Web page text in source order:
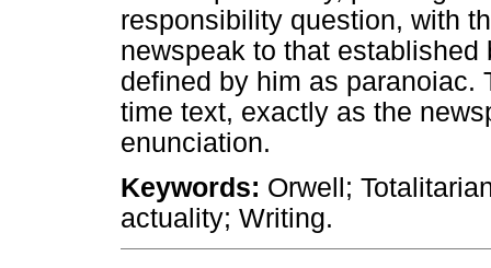
responsibility question, with
newspeak to that
defined by him as paranoiac.
time text, exactly as the
enunciation.
Keywords: Orwell;
actuality; Writing.